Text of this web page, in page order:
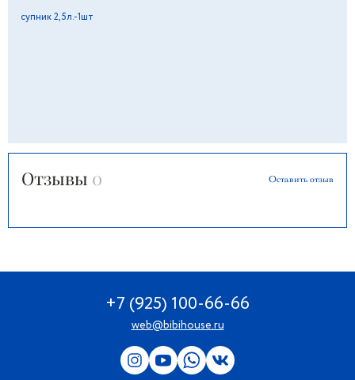
супник 2,5л.-1шт
Отзывы 0 Оставить отзыв
+7 (925) 100-66-66
web@bibihouse.ru